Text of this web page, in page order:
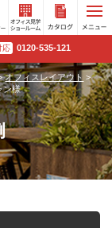
オフィ
ス見学
ショー
ルーム
応 0120-535-121
オフィスレイアウト >
ン様